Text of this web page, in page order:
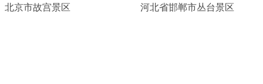
北京市故宫景区 河北省邯郸市丛台景区